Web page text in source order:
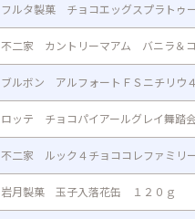
フルタ製菓 チョコエッグスプラトゥ
不二家 カントリーマアム バニラ＆
ブルボン アルフォートＦＳニチリウ
ロッテ チョコパイアールグレイ舞踏
不二家 ルック４チョココレファミリ
岩月製菓 玉子入落花缶 １２０ｇ